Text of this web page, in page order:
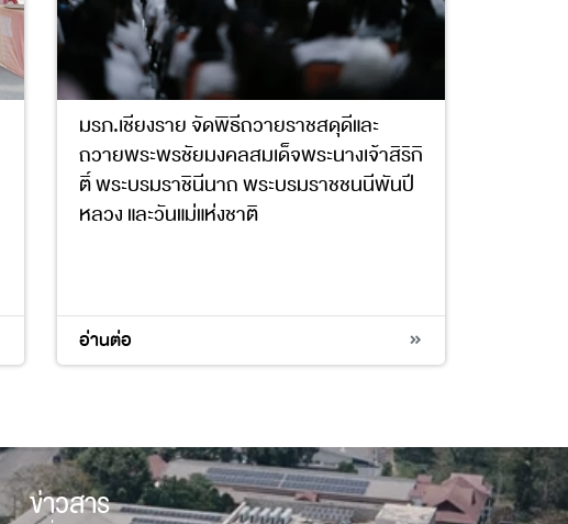
มรภ.เชียงราย จัดพิธีถวายราชสดุดีและ
ถวายพระพรชัยมงคลสมเด็จพระนางเจ้าสิริกิ
ติ์ พระบรมราชินีนาถ พระบรมราชชนนีพันปี
หลวง และวันแม่แห่งชาติ
อ่านต่อ
ข่าวสาร